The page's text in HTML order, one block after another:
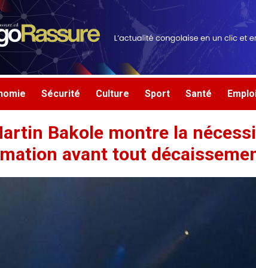
Sécurité Culture Sport Santé
Bakole montre la
avant tout